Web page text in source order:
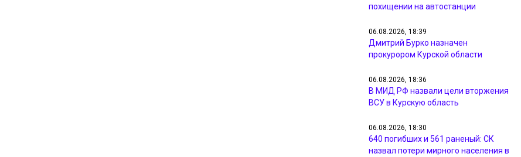
похищении на автостанции
06.08.2026, 18:39
Дмитрий Бурко назначен
прокурором Курской области
06.08.2026, 18:36
В МИД РФ назвали цели вторжения
ВСУ в Курскую область
06.08.2026, 18:30
640 погибших и 561 раненый: СК
назвал потери мирного населения в